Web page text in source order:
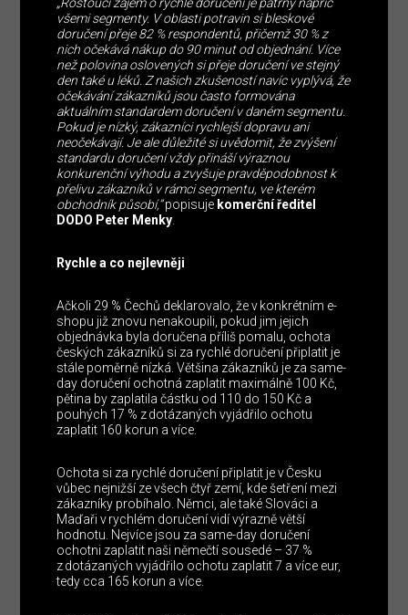
všemi segmenty. V oblasti potravin si bleskové
doručení přeje 82 % respondentů, přičemž 30 % z
nich očekává nákup do 90 minut od objednání. Více
než polovina oslovených si přeje doručení ve stejný
den také u léků. Z našich zkušeností navíc vyplývá, že
očekávání zákazníků jsou často formována
aktuálním standardem doručení v daném segmentu.
Pokud je nízký, zákazníci rychlejší dopravu ani
neočekávají. Je ale důležité si uvědomit, že zvýšení
standardu doručení vždy přináší výraznou
konkurenční výhodu a zvyšuje pravděpodobnost k
přelivu zákazníků v rámci segmentu, ve kterém
obchodník působí,”popisuje komerční ředitel
DODO Peter Menky
Rychle a co nejlevněji
Ačkoli 29 % Čechů deklarovalo, že v konkrétním e-
shopu již znovu nenakoupili, pokud jim jejich
objednávka byla doručena příliš pomalu, ochota
českých zákazníků si za rychlé doručení připlatit je
stále poměrně nízká. Většina zákazníků je za same-
day doručení ochotná zaplatit maximálně 100 Kč,
pětina by zaplatila částku od 110 do 150 Kč a
pouhých 17 % z dotázaných vyjádřilo ochotu
zaplatit 160 korun a více.
Ochota si za rychlé doručení připlatit je v Česku
vůbec nejnižší ze všech čtyř zemí, kde šetření mezi
zákazníky probíhalo. Němci, ale také Slováci a
Maďaři v rychlém doručení vidí výrazně větší
hodnotu. Nejvíce jsou za same-day doručení
ochotni zaplatit naši němečtí sousedé – 37 %
z dotázaných vyjádřilo ochotu zaplatit 7 a více eur,
tedy cca 165 korun a více.